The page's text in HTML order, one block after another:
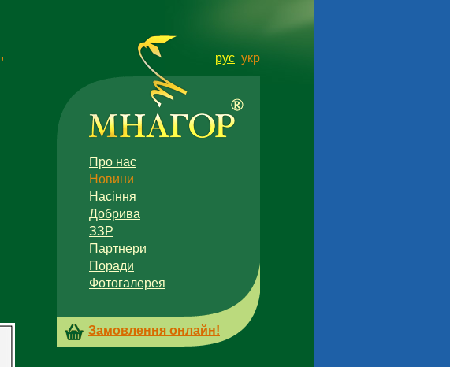
,
Про нас
Новини
Насіння
Добрива
ЗЗР
Партнери
Поради
Фотогалерея
Замовлення онлайн!
рус укр